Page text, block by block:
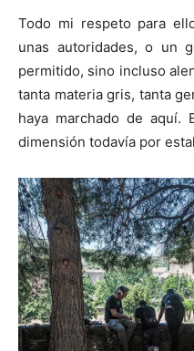
Todo mi respeto para
unas autoridades, o un
permitido, sino incluso
tanta materia gris, tanta
haya marchado de aquí.
dimensión todavía por